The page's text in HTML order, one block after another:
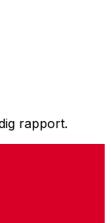
rapport.